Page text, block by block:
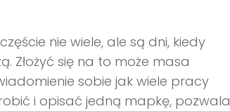
nie wiele, ale są dni, kiedy
Złożyć się na to może masa
sobie jak wiele pracy
i opisać jedną mapkę, pozwala